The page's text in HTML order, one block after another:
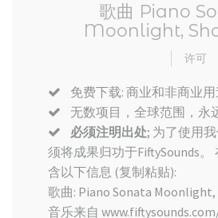
歌曲 Piano
Moonlight,
许可
免费下载: 商业和非商业用
无数项目，全球范围，永
必须注明出处; 为了使用
须将成果归功于FiftySounds
含以下信息 (复制粘贴):
歌曲: Piano Sonata
音乐来自